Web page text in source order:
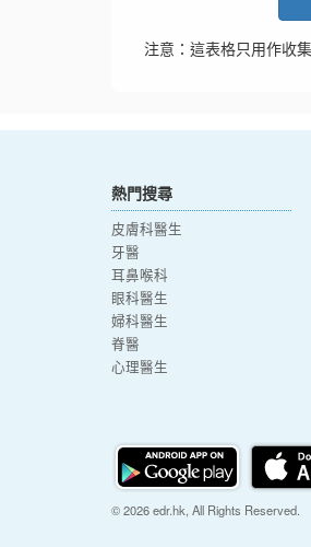
注意：這表格只用作收
熱門搜尋
皮膚科醫生
牙醫
耳鼻喉科
眼科醫生
婦科醫生
脊醫
心理醫生
© 2026 edr.hk, All Rights Reserved.